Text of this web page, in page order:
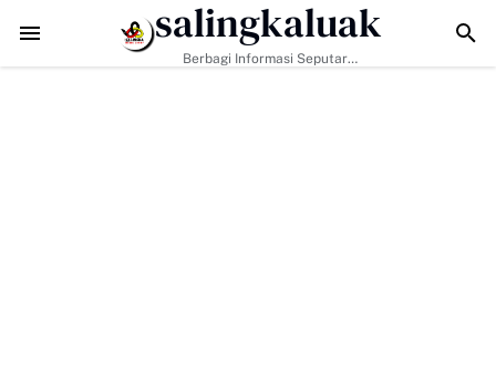
di Buluh Kasok Mulai Terbuka, Harapan Baru bagi Akses Ekonomi
salingkaluak
Berbagi Informasi Seputar